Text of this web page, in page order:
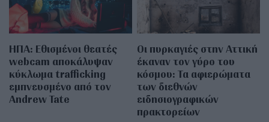
ΗΠΑ: Εθισμένοι θεατές
webcam αποκάλυψαν
κύκλωμα trafficking
εμπνευσμένο από τον
Andrew Tate
Οι πυρκαγιές στην Αττική
έκαναν τον γύρο του
κόσμου: Τα αφιερώματα
των διεθνών
ειδησιογραφικών
πρακτορείων